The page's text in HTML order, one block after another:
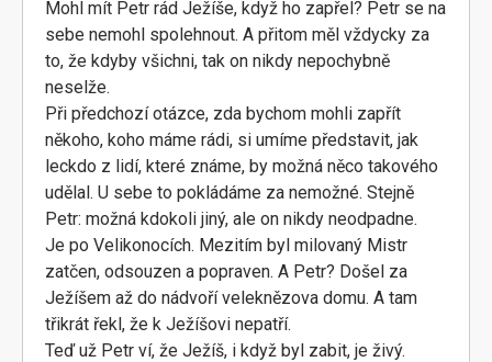
Mohl mít Petr rád Ježíše, když ho zapřel? Petr se na
sebe nemohl spolehnout. A přitom měl vždycky za
to, že kdyby všichni, tak on nikdy nepochybně
neselže.
Při předchozí otázce, zda bychom mohli zapřít
někoho, koho máme rádi, si umíme představit, jak
leckdo z lidí, které známe, by možná něco takového
udělal. U sebe to pokládáme za nemožné. Stejně
Petr: možná kdokoli jiný, ale on nikdy neodpadne.
Je po Velikonocích. Mezitím byl milovaný Mistr
zatčen, odsouzen a popraven. A Petr? Došel za
Ježíšem až do nádvoří veleknězova domu. A tam
třikrát řekl, že k Ježíšovi nepatří.
Teď už Petr ví, že Ježíš, i když byl zabit, je živý.